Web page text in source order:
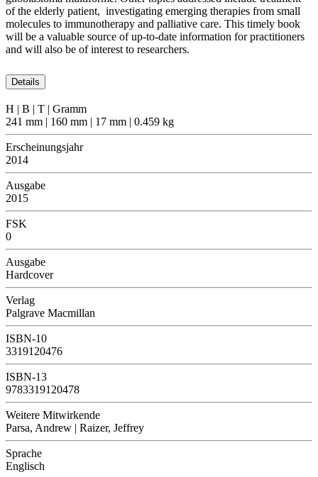
of the elderly patient, investigating emerging therapies from small
molecules to immunotherapy and palliative care. This timely book
will be a valuable source of up-to-date information for practitioners
and will also be of interest to researchers.
Details
H | B | T | Gramm
241 mm | 160 mm | 17 mm | 0.459 kg
Erscheinungsjahr
2014
Ausgabe
2015
FSK
0
Ausgabe
Hardcover
Verlag
Palgrave Macmillan
ISBN-10
3319120476
ISBN-13
9783319120478
Weitere Mitwirkende
Parsa, Andrew | Raizer, Jeffrey
Sprache
Englisch